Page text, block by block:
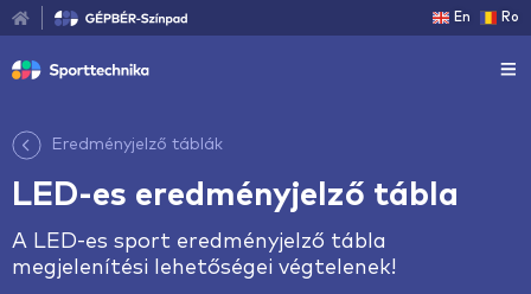
En Ro
Eredményjelző táblák
LED-es eredményjelző tábla
A LED-es sport eredményjelző tábla
megjelenítési lehetőségei végtelenek!